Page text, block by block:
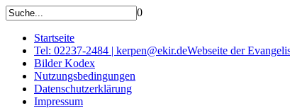
0
Startseite
Tel: 02237-2484 | kerpen@ekir.deWebseite der
Bilder Kodex
Nutzungsbedingungen
Datenschutzerklärung
Impressum